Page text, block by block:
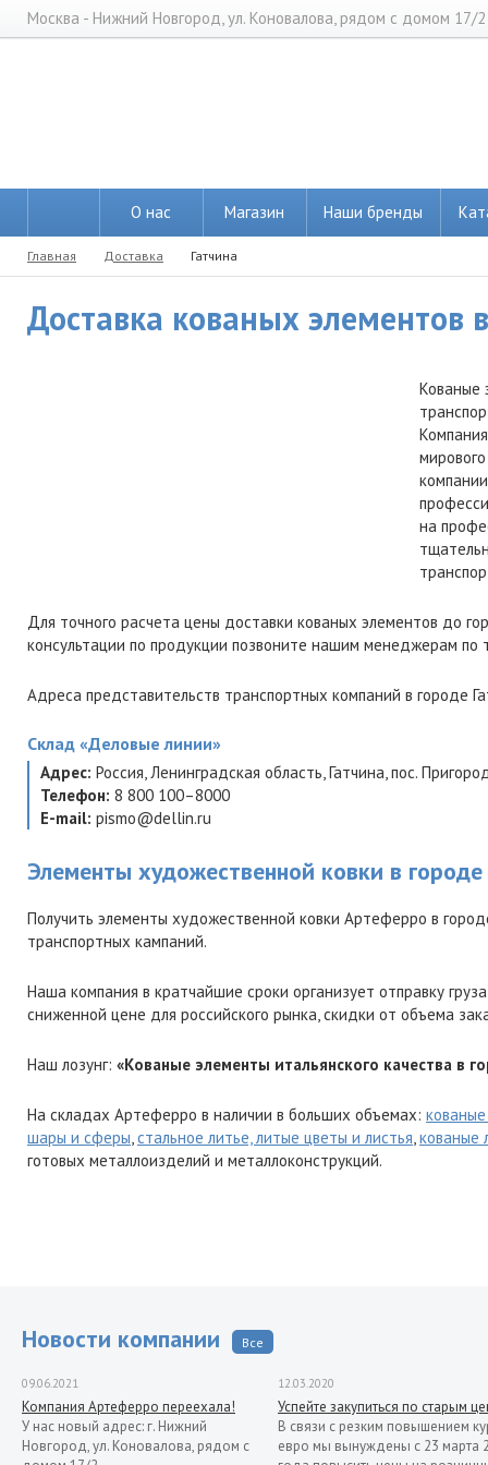
Москва - Нижний Новгород, ул. Коновалова, рядом с домом 17/2
О нас Магазин Наши бренды
Главная Доставка Гатчина
Доставка кованых элементов
Кованые
на
Для точного расчета цены доставки кованых элементов до
консультации по продукции позвоните нашим менеджерам
Адреса представительств транспортных компаний в городе
Склад «Деловые линии»
Адрес: Россия,Ленинградская область,Гатчина,пос.
Телефон: 8 800 100–8000
E-mail: pismo@dellin.ru
Элементы художественной ковки в городе
Получить элементы художественной ковки Артеферро в
транспортных кампаний.
Наша компания в кратчайшие сроки организует отправку
сниженной цене для российского рынка, скидки от объема
Наш лозунг: «Кованые элементы итальянского качества в
На складах Артеферро в наличии в больших объемах:
шары и сферы,стальное литье, литые цветы и листья,кованые
готовых металлоизделий и металлоконструкций.
Новости компании Все
09.06.2021
Компания Артеферро переехала!
У нас новый адрес: г. Нижний
Новгород, ул. Коновалова, рядом с
12.03.2020
Успейте закупиться по старым
В связи с резким повышением
евро мы вынуждены с 23 марта